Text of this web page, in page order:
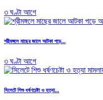
৩ ঘণ্টা আগে
শ্রীমঙ্গলে মাছের জালে আটকা পড়ে...
৩ ঘণ্টা আগে
সিলেটে শিশু ধর্ষণচেষ্টা ও হত্যা...